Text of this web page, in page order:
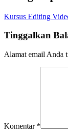
Kursus Editing
Tinggalkan
Alamat email Anda
Komentar *